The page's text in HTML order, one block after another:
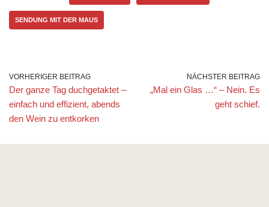
SENDUNG MIT DER MAUS
VORHERIGER BEITRAG
Der ganze Tag duchgetaktet –
einfach und effizient, abends
den Wein zu entkorken
NÄCHSTER BEITRAG
„Mal ein Glas …“ – Nein. Es
geht schief.